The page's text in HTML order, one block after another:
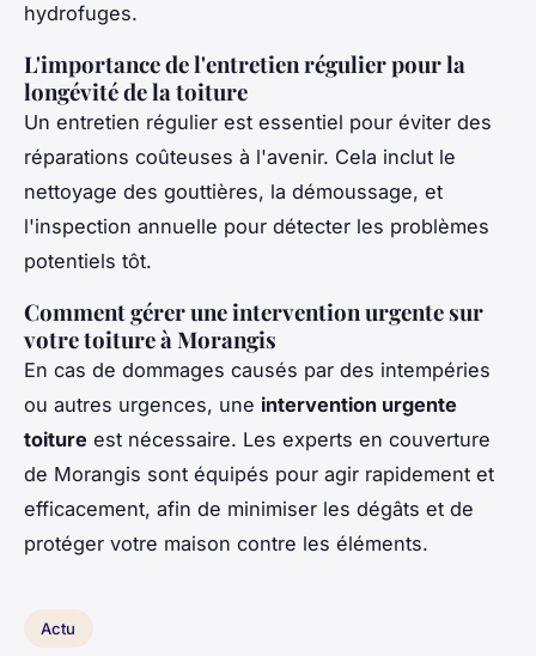
hydrofuges.
L'importance de l'entretien régulier pour la
longévité de la toiture
Un entretien régulier est essentiel pour éviter des
réparations coûteuses à l'avenir. Cela inclut le
nettoyage des gouttières, la démoussage, et
l'inspection annuelle pour détecter les problèmes
potentiels tôt.
Comment gérer une intervention urgente sur
votre toiture à Morangis
En cas de dommages causés par des intempéries
ou autres urgences, une intervention urgente
toiture est nécessaire. Les experts en couverture
de Morangis sont équipés pour agir rapidement et
efficacement, afin de minimiser les dégâts et de
protéger votre maison contre les éléments.
Actu